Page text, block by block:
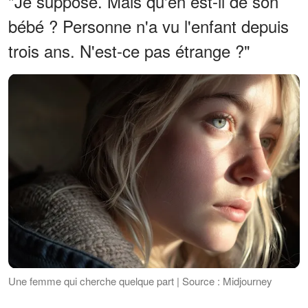
bébé ? Personne n'a vu l'enfant depuis
trois ans. N'est-ce pas étrange ?"
Une femme qui cherche quelque part | Source : Midjourney